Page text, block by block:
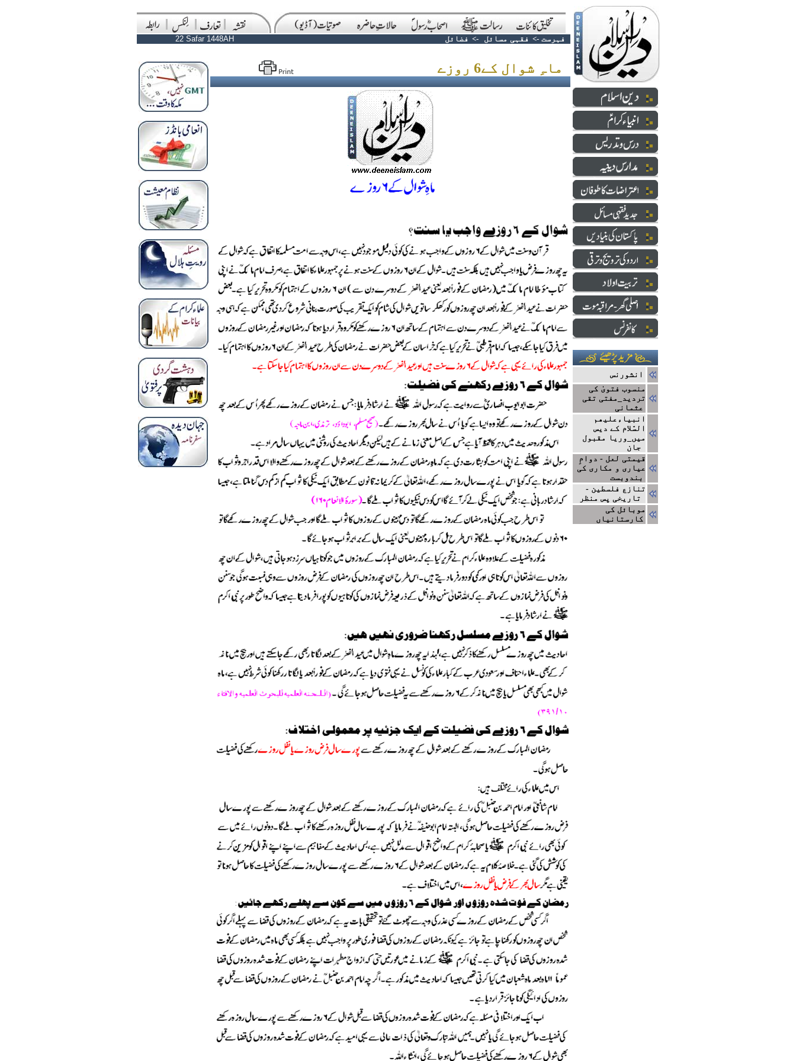
22 Safar 1448AH فہرست -> فقہی مسائل -> فضائل
انشورنس
منسوب فتویٰ کی
تردید_مفتی تقی
عثمانی
انبیاءعلیھم
السّلام کے دیس
میں_وریا مقبول
جان
قیمتی لعل - دوامِ
عیاری و مکاری کی
بندوبست
تنازع فلسطین -
موبائل کی
کارستانیاں